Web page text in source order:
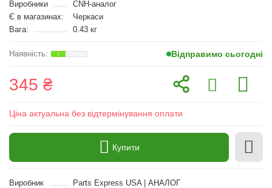
Виробники
CNH-аналог
Є в магазинах:
Черкаси
Вага:
0.43 кг
Відправимо сьогодні
345 ₴
Ціна актуальна без відтермінування оплати
Купити
Виробник
Parts Express USA | АНАЛОГ